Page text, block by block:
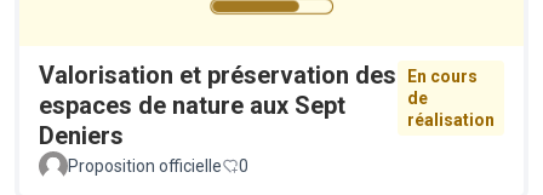
Valorisation et préservation des
espaces de nature aux Sept
Deniers
En cours
de
réalisation
Proposition officielle 0